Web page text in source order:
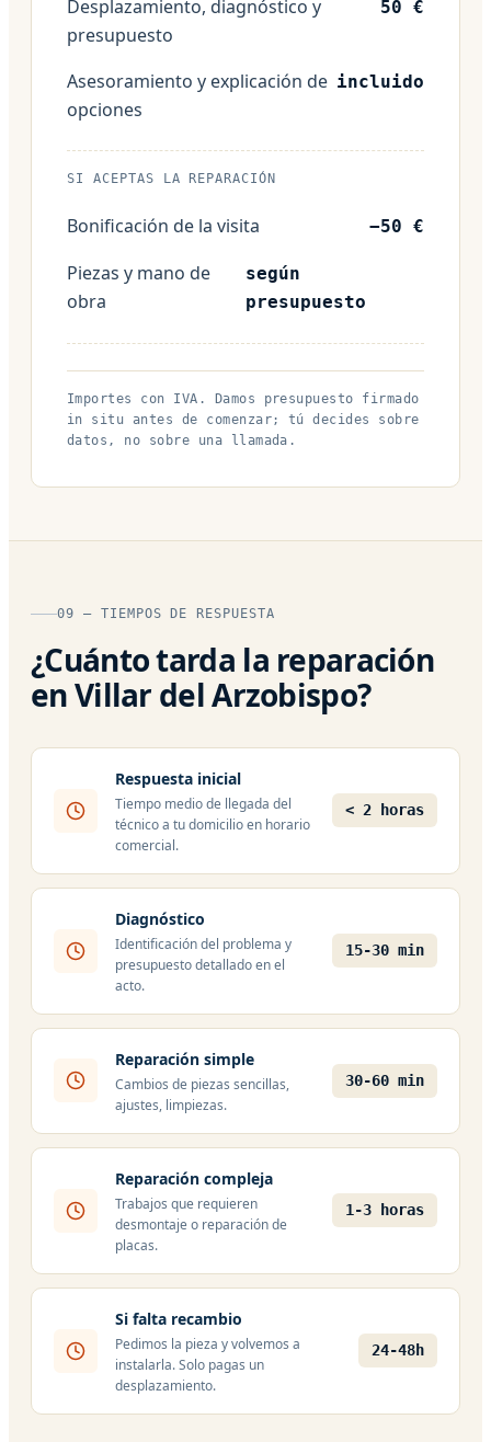
Desplazamiento, diagnóstico y
presupuesto
50 €
Asesoramiento y explicación de
opciones
incluido
SI ACEPTAS LA REPARACIÓN
Bonificación de la visita −50 €
Piezas y mano de
obra
según
presupuesto
Importes con IVA. Damos presupuesto firmado
in situ antes de comenzar; tú decides sobre
datos, no sobre una llamada.
09 — TIEMPOS DE RESPUESTA
¿Cuánto tarda la reparación
en Villar del Arzobispo?
Respuesta inicial
Tiempo medio de llegada del
técnico a tu domicilio en horario
comercial.
< 2 horas
Diagnóstico
Identificación del problema y
presupuesto detallado en el
acto.
15-30 min
Reparación simple
Cambios de piezas sencillas,
ajustes, limpiezas.
30-60 min
Reparación compleja
Trabajos que requieren
desmontaje o reparación de
placas.
1-3 horas
Si falta recambio
Pedimos la pieza y volvemos a
instalarla. Solo pagas un
desplazamiento.
24-48h